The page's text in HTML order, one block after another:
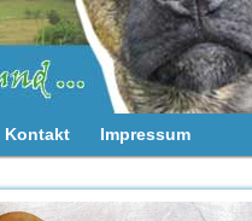
Kontakt Impressum